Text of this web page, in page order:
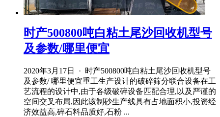
时产500800吨白粘土尾沙回收机型号
及参数/哪里便宜
2020年3月17日 · 时产500800吨白粘土尾沙回收机型号
及参数/ 哪里便宜重工生产设计的破碎筛分联合设备在工
艺流程的设计中,由于各级破碎设备匹配合理,以及严谨的
空间交叉布局,因此该制砂生产线具有占地面积小,投资经
济效益高,碎石料品质好,石粉 ...